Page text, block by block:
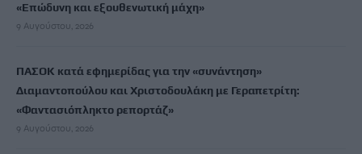
«Επώδυνη και εξουθενωτική μάχη»
9 Αυγούστου, 2026
ΠΑΣΟΚ κατά εφημερίδας για την «συνάντηση»
Διαμαντοπούλου και Χριστοδουλάκη με Γεραπετρίτη:
«Φαντασιόπληκτο ρεπορτάζ»
9 Αυγούστου, 2026